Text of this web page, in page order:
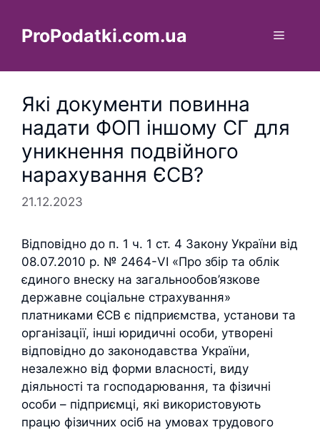
вмістуProPodatki.com.ua Меню
Які документи повинна
надати ФОП іншому СГ для
уникнення подвійного
нарахування ЄСВ?
21.12.2023
Відповідно до п. 1 ч. 1 ст. 4 Закону України від
08.07.2010 р. № 2464-VI «Про збір та облік
єдиного внеску на загальнообов’язкове
державне соціальне страхування»
платниками ЄСВ є підприємства, установи та
організації, інші юридичні особи, утворені
відповідно до законодавства України,
незалежно від форми власності, виду
діяльності та господарювання, та фізичні
особи – підприємці, які використовують
працю фізичних осіб на умовах трудового